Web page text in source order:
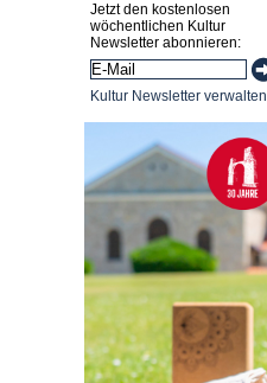
Jetzt den kostenlosen
wöchentlichen Kultur
Newsletter abonnieren:
Kultur Newsletter verwalten